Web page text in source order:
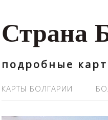
Страна
подробные
КАРТЫ БОЛГАРИИ